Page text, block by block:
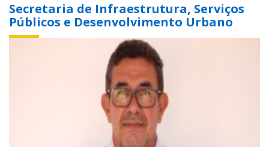
Secretaria de Infraestrutura, Serviços
Públicos e Desenvolvimento Urbano